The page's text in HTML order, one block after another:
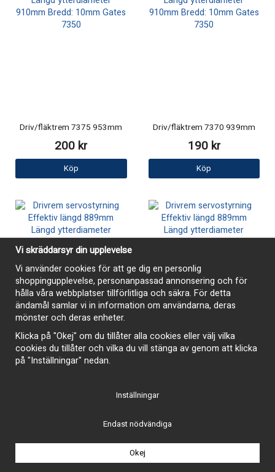
Driv/fläktrem 7375 953mm
200 kr
Köp
Driv/fläktrem 7370 939mm
190 kr
Köp
Driv/fläktrem 7365 927mm
Vi skräddarsyr din upplevelse
Vi använder cookies för att ge dig en personlig
shoppingupplevelse, personanpassad annonsering och för
hålla våra webbplatser tillförlitliga och säkra. För detta
ändamål samlar vi in information om användarna, deras
mönster och deras enheter.
Klicka på "Okej" om du tillåter alla cookies eller välj vilka
cookies du tillåter och vilka du vill stänga av genom att klicka
på "Inställningar" nedan.
Inställningar
Endast nödvändiga
Okej